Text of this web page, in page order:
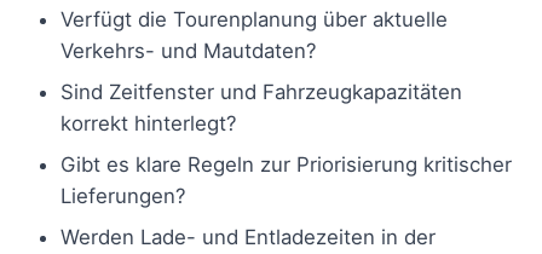
Verfügt die Tourenplanung über aktuelle
Verkehrs- und Mautdaten?
Sind Zeitfenster und Fahrzeugkapazitäten
korrekt hinterlegt?
Gibt es klare Regeln zur Priorisierung kritischer
Lieferungen?
Werden Lade- und Entladezeiten in der